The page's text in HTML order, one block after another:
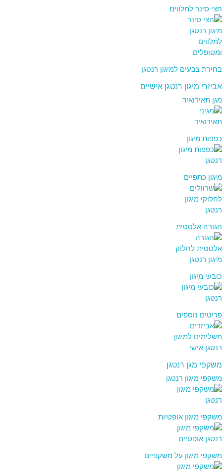
חצי סינר למלווים
בחירת צבעים למיגון רנטגן
אביזרי מיגון רנטגן אישיים
מגן תאירואיד
כפפות מיגון
מיגון כתפיים
חגורה אלסטית
כובעי מיגון
פריטים נוספים
משקפי מגן רנטגן
משקפי מיגון רנטגן
משקפי מיגון אופטיות
משקפי מיגון על משקפיים